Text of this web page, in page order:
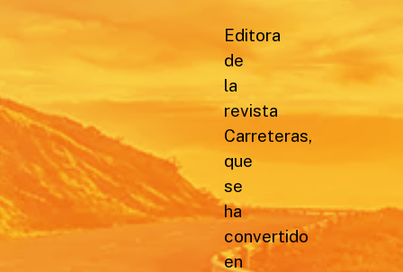
Editora
de
la
revista
Carreteras,
que
se
ha
convertido
en